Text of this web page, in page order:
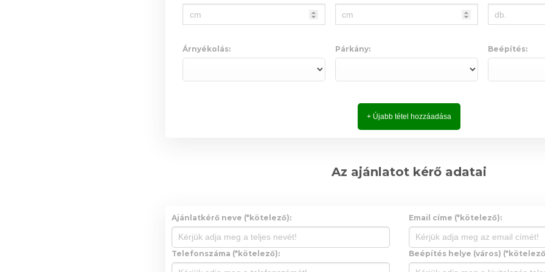
Árnyékolás: Párkány: Beépítés:
+ Újabb tétel hozzáadása
Az ajánlatot kérő adatai
Ajánlatkérő neve (*kötelező): Email címe (*kötelező):
Telefonszáma (*kötelező): Beépítés helye (város)